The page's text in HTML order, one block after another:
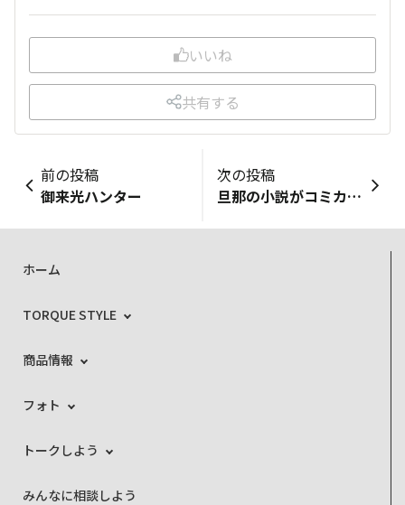
いいね
共有する
前の投稿
御来光ハンター
次の投稿
旦那の小説がコミカライズしたときの作画資料の撮影
ホーム
TORQUE STYLE
商品情報
フォト
トークしよう
みんなに相談しよう